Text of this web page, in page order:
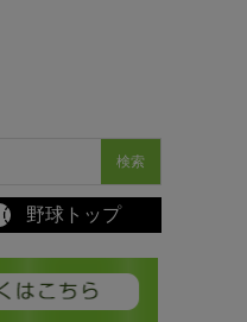
検索
野球トップ